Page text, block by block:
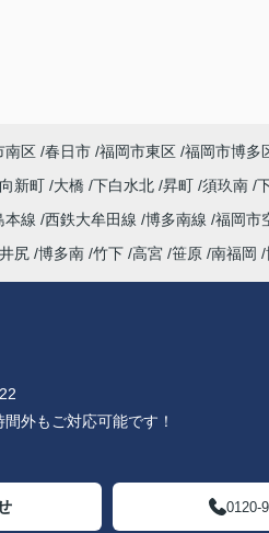
南区 春日市 福岡市東区 福岡市博多
向新町 大橋 下白水北 昇町 須玖南
本線 西鉄大牟田線 博多南線 福岡市
井尻 博多南 竹下 高宮 笹原 南福岡
外もご対応可能です！
0120-